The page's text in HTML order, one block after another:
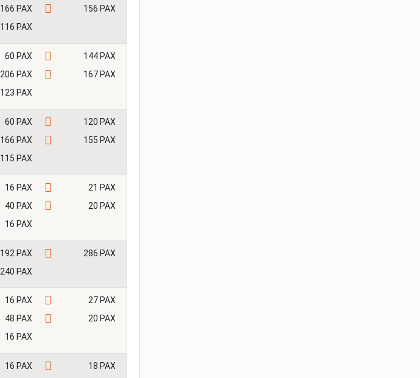
166 PAX
156 PAX
116 PAX
60 PAX
144 PAX
206 PAX
167 PAX
123 PAX
60 PAX
120 PAX
166 PAX
155 PAX
115 PAX
16 PAX
21 PAX
40 PAX
20 PAX
16 PAX
192 PAX
286 PAX
240 PAX
16 PAX
27 PAX
48 PAX
20 PAX
16 PAX
16 PAX
18 PAX